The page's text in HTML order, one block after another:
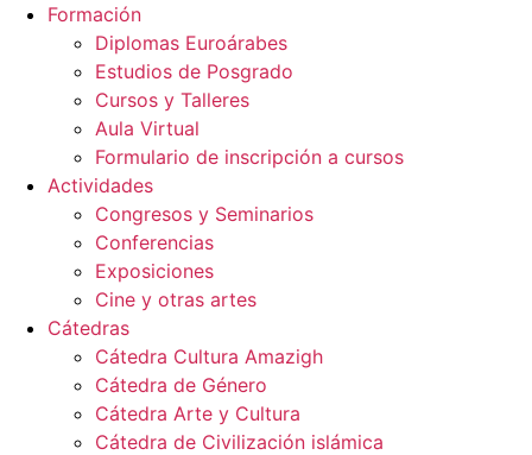
Formación
Diplomas Euroárabes
Estudios de Posgrado
Cursos y Talleres
Aula Virtual
Formulario de inscripción a cursos
Actividades
Congresos y Seminarios
Conferencias
Exposiciones
Cine y otras artes
Cátedras
Cátedra Cultura Amazigh
Cátedra de Género
Cátedra Arte y Cultura
Cátedra de Civilización islámica